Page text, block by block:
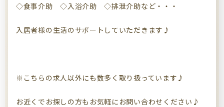
◇食事介助 ◇入浴介助 ◇排泄介助など・・・
入居者様の生活のサポートしていただきます♪
※こちらの求人以外にも数多く取り扱っています♪
お近くでお探しの方もお気軽にお問い合わせください♪